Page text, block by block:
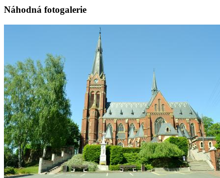
Náhodná fotogalerie